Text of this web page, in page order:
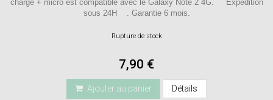
charge + micro est compatible avec le Galaxy Note 2 4G. Expédition
sous 24H . Garantie 6 mois.
Rupture de stock
7,90 €
Ajouter au panier Détails